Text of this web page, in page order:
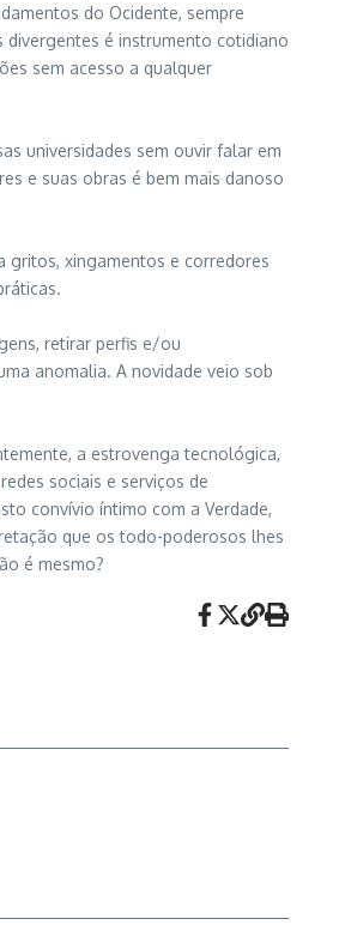
do Ocidente, sempre
divergentes é instrumento cotidiano
sem acesso a qualquer
universidades sem ouvir falar em
e suas obras é bem mais danoso
gritos, xingamentos e corredores
retirar perfis e/ou
anomalia. A novidade veio sob
a estrovenga tecnológica,
sociais e serviços de
convívio íntimo com a Verdade,
que os todo-poderosos lhes
é mesmo?